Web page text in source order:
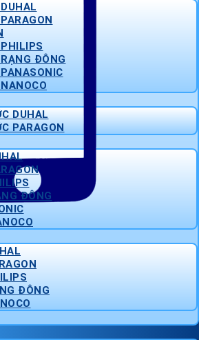
ĐÔNG
DUHAL
PARAGON
ĐÔNG
ĐÔNG